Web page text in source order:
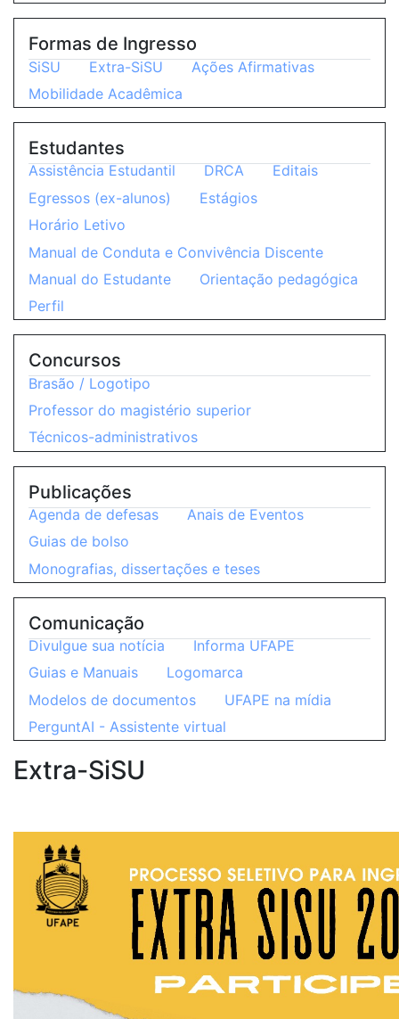
Extra-SiSU
Formas de Ingresso
SiSU Extra-SiSU
Ações Afirmativas
Mobilidade Acadêmica
Estudantes
Assistência Estudantil DRCA
Editais
Egressos (ex-alunos)
Estágios
Horário Letivo
Manual de Conduta e Convivência Discente
Manual do Estudante
Orientação pedagógica
Perfil
Concursos
Brasão / Logotipo
Professor do magistério superior
Técnicos-administrativos
Publicações
Agenda de defesas
Anais de Eventos
Guias de bolso
Monografias, dissertações e teses
Comunicação
Divulgue sua notícia
Informa UFAPE
Guias e Manuais
Logomarca
Modelos de documentos
UFAPE na mídia
PerguntAI - Assistente virtual